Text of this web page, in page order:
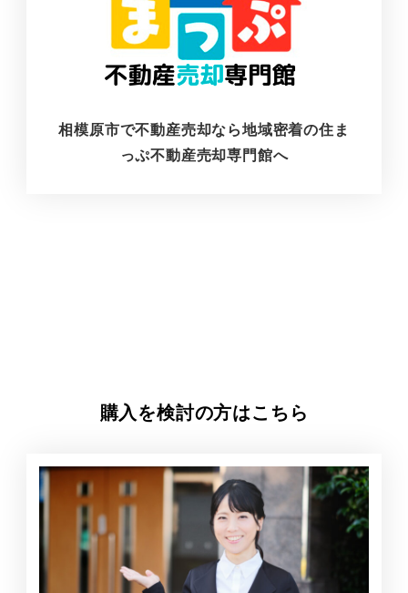
相模原市で不動産売却なら地域密着の住ま
っぷ不動産売却専門館へ
購入を検討の方はこちら